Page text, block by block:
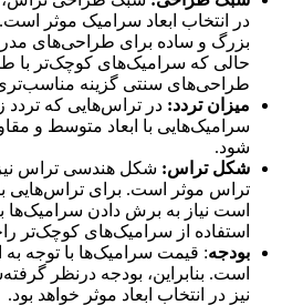
در انتخاب ابعاد سرامیک موثر
بزرگ و ساده برای طراحی‌های
حالی که سرامیک‌های کوچک‌تر با
طراحی‌های سنتی‌ گزینه
میزان تردد: در تراس‌هایی که تردد
سرامیک‌هایی با ابعاد متوسط و
شود.
شکل تراس: شکل هندسی تراس نیز
تراس موثر است. برای تراس‌هایی
است نیاز به برش دادن سرامیک‌ها
استفاده از سرامیک‌های کوچک‌تر
بودجه: قیمت سرامیک‌ها با توجه به
است. بنابراین، بودجه درنظر
نیز در انتخاب ابعاد موثر خواهد بود.